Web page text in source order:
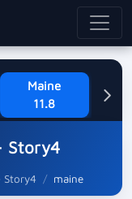
Maine
11.8
Story4
Story4 maine